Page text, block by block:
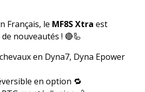
Français, le MF8S Xtra est
nouveautés ! 🔴🦾
en Dyna7, Dyna Epower
en option 🔁